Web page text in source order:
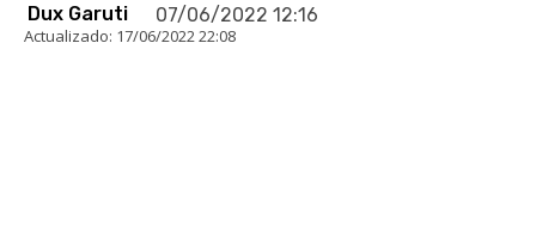
Dux Garuti 07/06/2022 12:16
Actualizado: 17/06/2022 22:08